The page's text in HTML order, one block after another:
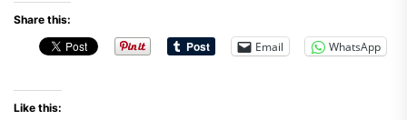
Share this:
Email WhatsApp
Like this: